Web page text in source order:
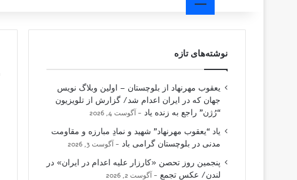
نوشته‌های تازه
یعقوب مهرنهاد از بلوچستان – اولین وبلاگ نویس
جهان که در ایران اعدام شد/ گزارش از تلویزیون
“رُژن” راجع به زنده یاد
آگوست 4, 2026
یاد “یعقوب مهرنهاد” شهید و نمادِ مبارزه و مقاومت
مدنی در بلوچستان گرامی باد
آگوست 3, 2026
پنجمین روز تحصن «کارزار علیه اعدام در ایران» در
لندن/ عکس تجمع
آگوست 2, 2026